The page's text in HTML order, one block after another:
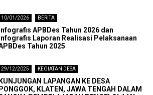
10/01/2026 BERITA
Infografis APBDes Tahun 2026 dan
Infografis Laporan Realisasi Pelaksanaan
Tahun 2025
29/12/2025 KEGIATAN DESA
KUNJUNGAN LAPANGAN KE DESA
PONGGOK, KLATEN, JAWA TENGAH DALAM